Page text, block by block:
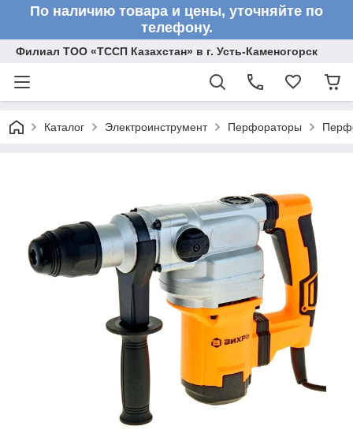
По наличию товара и цены, уточняйте по
телефону.
Филиал ТОО «ТССП Казахстан» в г. Усть-Каменогорск
Каталог Электроинструмент Перфораторы